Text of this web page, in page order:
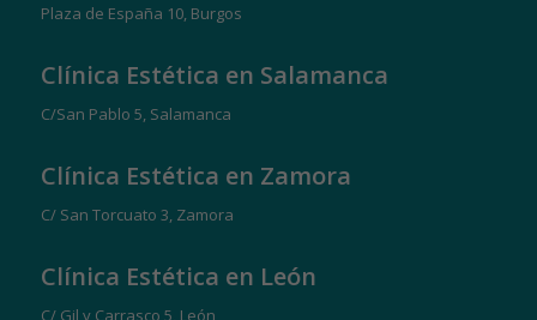
Plaza de España 10, Burgos
Clínica Estética en Salamanca
C/San Pablo 5, Salamanca
Clínica Estética en Zamora
C/ San Torcuato 3, Zamora
Clínica Estética en León
C/ Gil y Carrasco 5, León